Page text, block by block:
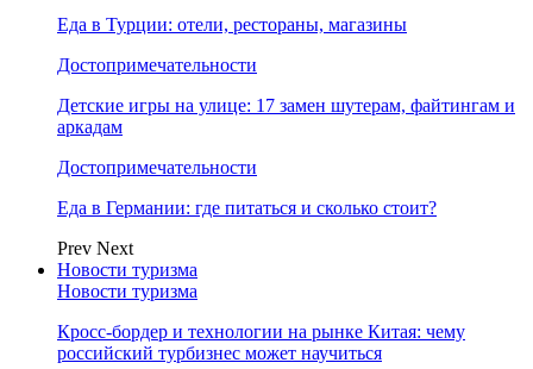
Еда в Турции: отели, рестораны, магазины
Достопримечательности
Детские игры на улице: 17 замен шутерам, файтингам и
аркадам
Достопримечательности
Еда в Германии: где питаться и сколько стоит?
Prev Next
Новости туризма
Новости туризма
Кросс-бордер и технологии на рынке Китая: чему
российский турбизнес может научиться